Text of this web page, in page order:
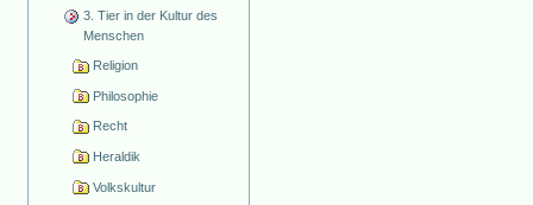
3. Tier in der Kultur des
Menschen
Religion
Philosophie
Recht
Heraldik
Volkskultur